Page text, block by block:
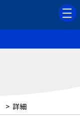
> 詳細